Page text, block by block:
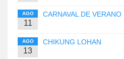
AGO
11
CARNAVAL DE VERANO
AGO
13
CHIKUNG LOHAN